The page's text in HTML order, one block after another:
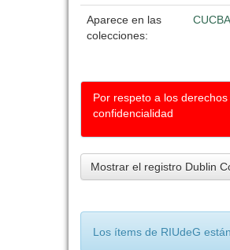
Aparece en las
colecciones:
CUCBA
Por respeto a los
confidencialidad
Mostrar el registro Dublin
Los ítems de RIUdeG